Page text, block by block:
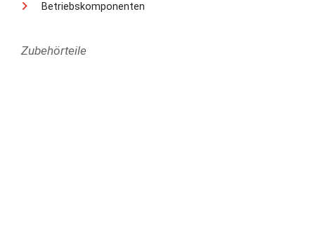
Betriebskomponenten
Zubehörteile